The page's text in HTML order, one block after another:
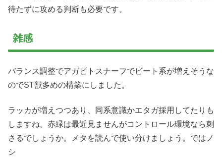
待たずに攻める判断も必要です。
雑感
バランス調整でアガピトスナーフでビート系が増えそうな
のでST獣多めの構築にしました。
ラッカが増えつつあり、同系意識かエタガ採用してたりも
しますね。赤緑は最近見ませんがコントロール環境なら刺
さるでしょうか。メタを読んで使い分けましょう。ではノ
シ